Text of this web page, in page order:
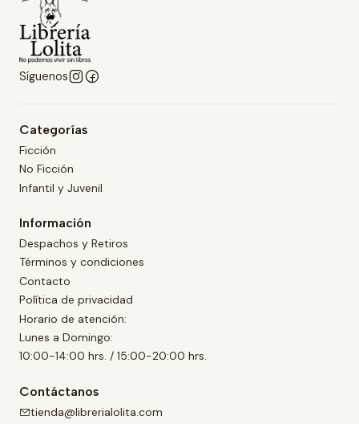
Síguenos
Categorías
Ficción
No Ficción
Infantil y Juvenil
Información
Despachos y Retiros
Términos y condiciones
Contacto
Política de privacidad
Horario de atención:
Lunes a Domingo:
10:00-14:00 hrs. / 15:00-20:00 hrs.
Contáctanos
tienda@librerialolita.com